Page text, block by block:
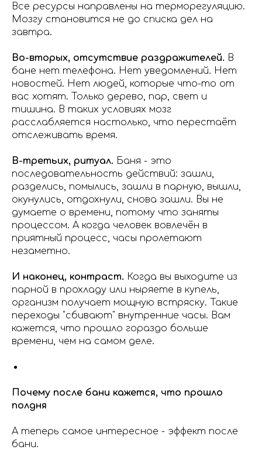
Все ресурсы направлены на терморегуляцию.
Мозгу становится не до списка дел на
завтра.
Во-вторых, отсутствие раздражителей. В
бане нет телефона. Нет уведомлений. Нет
новостей. Нет людей, которые что-то от
вас хотят. Только дерево, пар, свет и
тишина. В таких условиях мозг
расслабляется настолько, что перестаёт
отслеживать время.
В-третьих, ритуал. Баня - это
последовательность действий: зашли,
разделись, помылись, зашли в парную, вышли,
окунулись, отдохнули, снова зашли. Вы не
думаете о времени, потому что заняты
процессом. А когда человек вовлечён в
приятный процесс, часы пролетают
незаметно.
И наконец, контраст. Когда вы выходите из
парной в прохладу или ныряете в купель,
организм получает мощную встряску. Такие
переходы "сбивают" внутренние часы. Вам
кажется, что прошло гораздо больше
времени, чем на самом деле.
Почему после бани кажется, что прошло
полдня
А теперь самое интересное - эффект после
бани.